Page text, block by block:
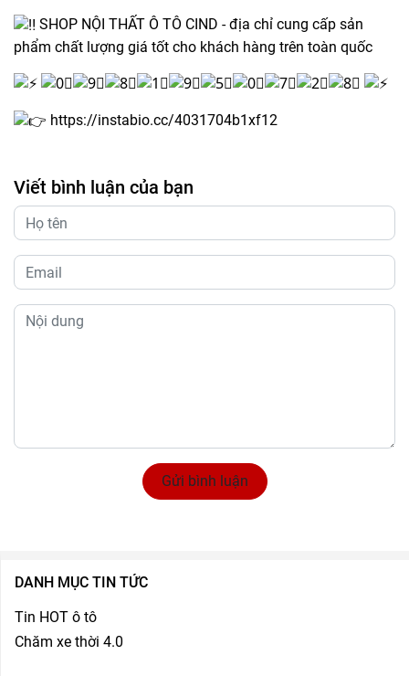
SHOP NỘI THẤT Ô TÔ CIND - địa chỉ cung cấp sản
phẩm chất lượng giá tốt cho khách hàng trên toàn quốc
https://instabio.cc/4031704b1xf12
Viết bình luận của bạn
Gửi bình luận
DANH MỤC TIN TỨC
Tin HOT ô tô
Chăm xe thời 4.0